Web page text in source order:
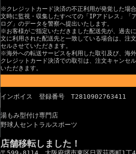
※クレジットカード決済の不正利用が発覚した場
文時に監視・収集したすべての「IPアドレス」「
ログ」のデータを警察へ提出いたします。
※お客様がご指定いただきました配送先が、過去
文に利用された配送先と一致している場合は、注
セルさせていただきます。
※海外への転送サービスを利用した取引及び、海
クレジットカード決済での取引は、注文キャンセ
いただきます。
インボイス 登録番号 T2810902763411
湯もみ型付け専門店
野球人セントラルスポーツ
店舗移転しました！